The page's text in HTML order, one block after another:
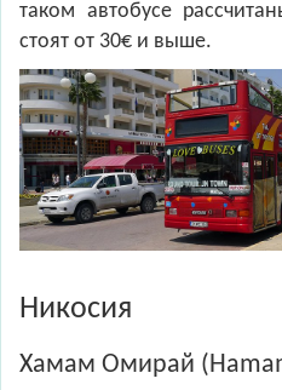
таком автобусе
стоят от 30€ и выше.
Никосия
Хамам Омирай